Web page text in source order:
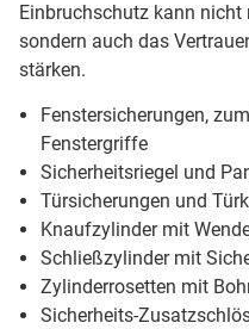
Einbruchschutz kann nicht
sondern auch das
stärken.
Fenstersicherungen,
Fenstergriffe
Sicherheitsriegel und
Türsicherungen und
Knaufzylinder mit
Schließzylinder mit
Zylinderrosetten mit
Sicherheits-